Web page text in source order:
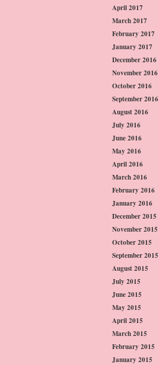
April 2017
March 2017
February 2017
January 2017
December 2016
November 2016
October 2016
September 2016
August 2016
July 2016
June 2016
May 2016
April 2016
March 2016
February 2016
January 2016
December 2015
November 2015
October 2015
September 2015
August 2015
July 2015
June 2015
May 2015
April 2015
March 2015
February 2015
January 2015